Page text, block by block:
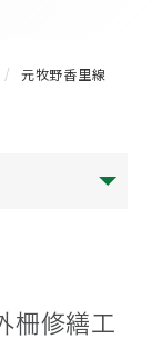
元牧野香里線
柵修繕工